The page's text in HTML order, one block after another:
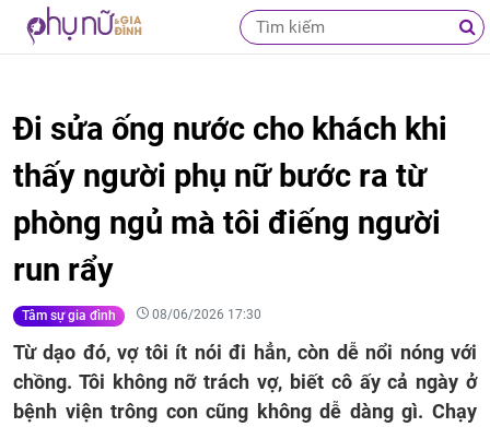
Đi sửa ống nước cho khách khi
thấy người phụ nữ bước ra từ
phòng ngủ mà tôi điếng người
run rẩy
Tâm sự gia đình 08/06/2026 17:30
Từ dạo đó, vợ tôi ít nói đi hẳn, còn dễ nổi nóng với
chồng. Tôi không nỡ trách vợ, biết cô ấy cả ngày ở
bệnh viện trông con cũng không dễ dàng gì. Chạy